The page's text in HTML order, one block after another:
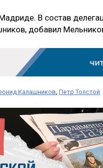
В состав
добавил
Калашников, Петр Толстой